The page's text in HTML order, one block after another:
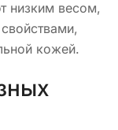
низким весом,
кожей.